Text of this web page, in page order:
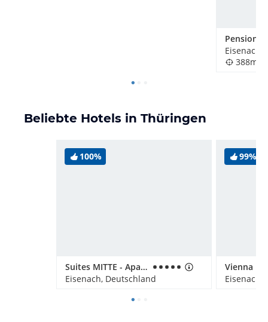
Eisenach,
388m
Beliebte Hotels in Thüringen
100%
Suites MITTE - Aparthotel Eisenach
Eisenach, Deutschland
99%
Eisenach,